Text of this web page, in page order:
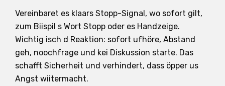
Vereinbaret es klaars Stopp-Signal, wo sofort gilt,
zum Biispil s Wort Stopp oder es Handzeige.
Wichtig isch d Reaktion: sofort ufhöre, Abstand
geh, noochfrage und kei Diskussion starte. Das
schafft Sicherheit und verhindert, dass öpper us
Angst wiitermacht.